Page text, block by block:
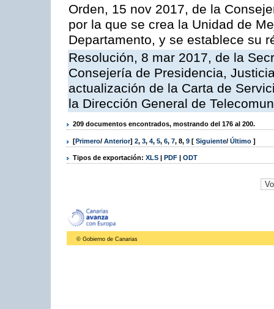
Orden, 15 nov 2017, de la
por la que se crea la Unidad de
Departamento, y se establece su
Resolución, 8 mar 2017, de la
Consejería de Presidencia,
actualización de la Carta de
la Dirección General de
209 documentos encontrados, mostrando del 176 al 200.
[Primero/ Anterior] 2, 3, 4, 5, 6, 7, 8, 9 [ Siguiente/ Último ]
Tipos de exportación: XLS | PDF | ODT
© Gobierno de Canarias